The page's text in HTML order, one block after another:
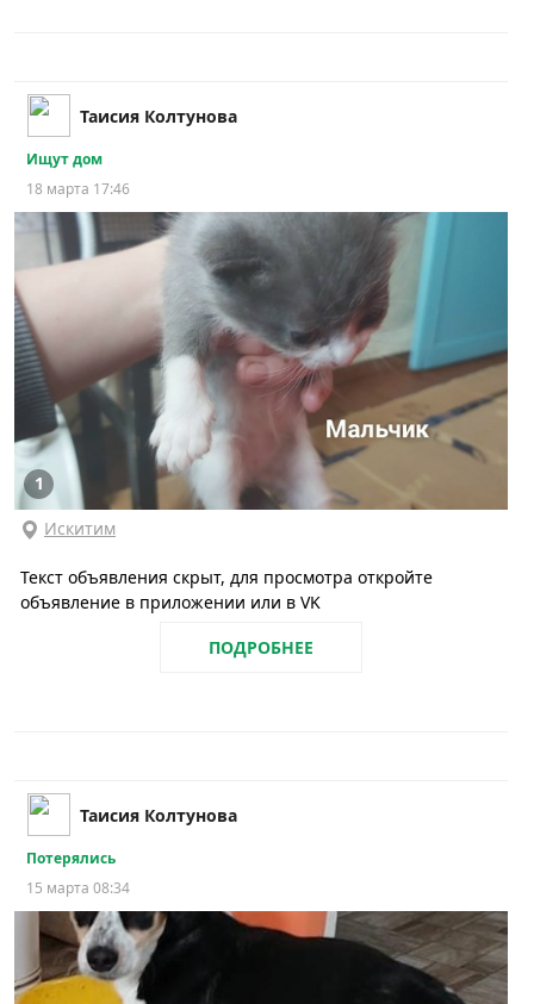
Таисия Колтунова
Ищут дом
18 марта 17:46
1
Искитим
Текст объявления скрыт, для просмотра откройте
объявление в приложении или в VK
ПОДРОБНЕЕ
Таисия Колтунова
Потерялись
15 марта 08:34